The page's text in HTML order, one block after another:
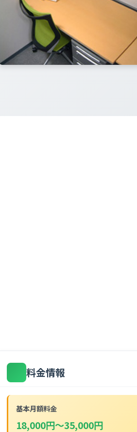
料金情報
基本月額料金
18,000円～35,000円